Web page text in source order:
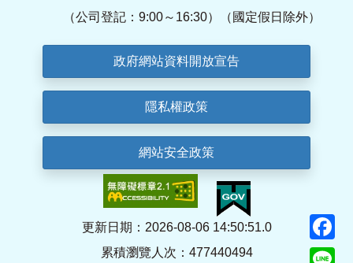
（公司登記：9:00～16:30）（國定假日除外）
政府網站資料開放宣告
隱私權政策
網站安全政策
更新日期：2026-08-06 14:50:51.0
累積瀏覽人次：477440494